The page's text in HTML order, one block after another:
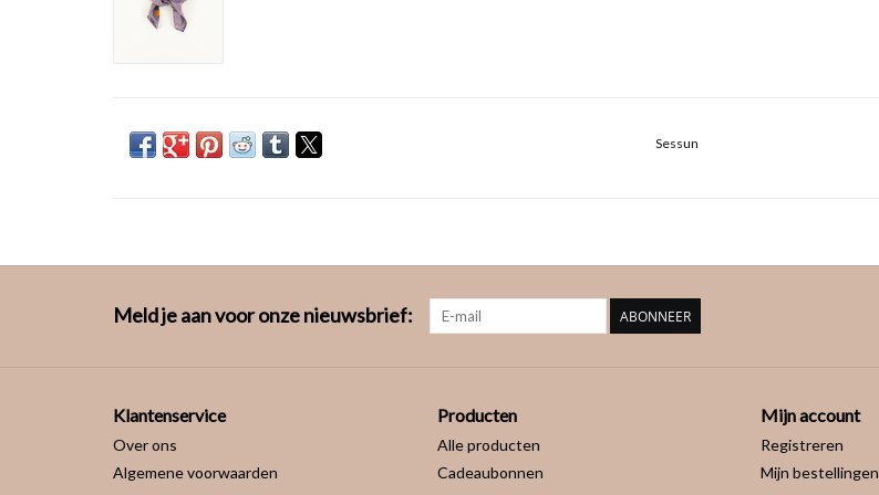
Sessun
Meld je aan voor onze nieuwsbrief: ABONNEER
Klantenservice
Over ons
Algemene voorwaarden
Producten
Alle producten
Cadeaubonnen
Mijn account
Registreren
Mijn bestellingen